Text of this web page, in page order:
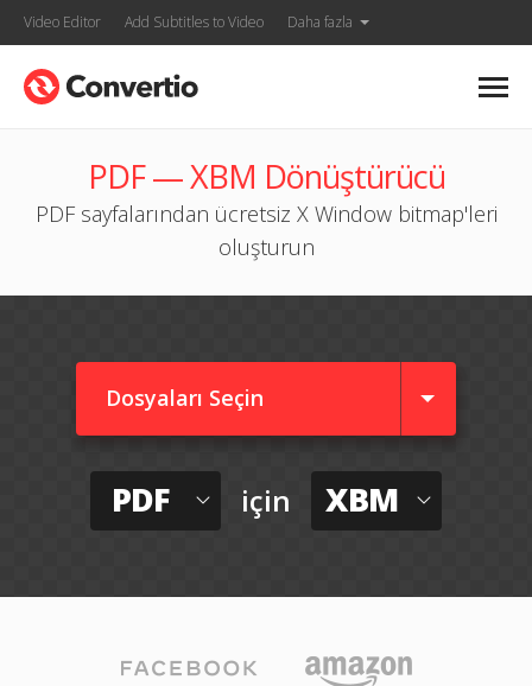
Video Editor Add Subtitles to Video Daha fazla
PDF — XBM Dönüştürücü
PDF sayfalarından ücretsiz X Window bitmap'leri
oluşturun
Dosyaları Seçin
PDF için XBM